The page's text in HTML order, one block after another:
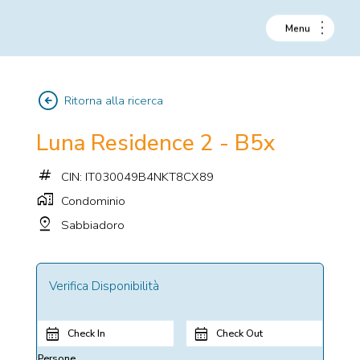
arrow_circle_left Ritorna alla ricerca
Luna Residence 2 - B5x
tag CIN: IT030049B4NKT8CX89
home_work Condominio
pin_drop Sabbiadoro
Verifica Disponibilità
Check In
Check Out